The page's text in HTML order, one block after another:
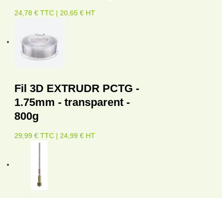
24,78 € TTC | 20,65 € HT
Fil 3D EXTRUDR PCTG -
1.75mm - transparent -
800g
29,99 € TTC | 24,99 € HT